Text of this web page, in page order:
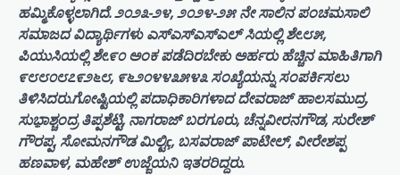
ಹಮ್ಮಿಕೊಳ್ಳಲಾಗಿದೆ. ೨೦೨೩-೨೪, ೨೦೨೪-೨೫ ನೇ ಸಾಲಿನ ಪಂಚಮಸಾಲಿ
ಸಮಾಜದ ವಿದ್ಯಾರ್ಥಿಗಳು ಎಸ್‌ಎಸ್‌ಎಸ್‌ಎಲ್ ಸಿಯಲ್ಲಿ ಶೇ.೮೫,
ಪಿಯುಸಿಯಲ್ಲಿ ಶೇ.೯೦ ಅಂಕ ಪಡೆದಿರಬೇಕು ಅರ್ಹರು ಹೆಚ್ಚಿನ ಮಾಹಿತಿಗಾಗಿ
೯೮೮೦೮೭೯೨೬೮, ೯೬೨೦೪೪೩೫೪೩ ಸಂಖ್ಯೆಯನ್ನು ಸಂಪರ್ಕಿಸಲು
ತಿಳಿಸಿದರು.ಗೋಷ್ಟಿಯಲ್ಲಿ ಪದಾಧಿಕಾರಿಗಳಾದ ದೇವರಾಜ್ ಹಾಲಸಮುದ್ರ,
ಸುಭಾ಼ಶ್ಚಂದ್ರ ತಿಪ್ಪಶೆಟ್ಟಿ, ನಾಗರಾಜ್ ಬರಗೂರು, ಚೆನ್ನವೀರನಗೌಡ, ಸುರೇಶ್
ಗೌರಪ್ಪ, ಸೋಮನಗೌಡ ಮಿಲ್ಟಿç, ಬಸವರಾಜ್ ಪಾಟೀಲ್, ವೀರೇಶಪ್ಪ
ಹಣವಾಳ, ಮಹೇಶ್ ಉಜ್ಜೆಯನಿ ಇತರರಿದ್ದರು.